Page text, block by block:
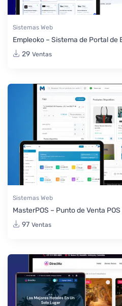
Sistemas Web
Empleoko – Sistema de Portal de
29 Ventas
Sistemas Web
MasterPOS – Punto de Venta
97 Ventas